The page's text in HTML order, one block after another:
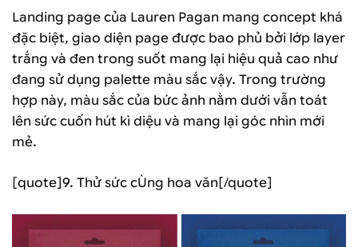
Landing page của Lauren Pagan mang concept khá
đặc biệt, giao diện page được bao phủ bởi lớp layer
trắng và đen trong suốt mang lại hiệu quả cao như
đang sử dụng palette màu sắc vậy. Trong trường
hợp này, màu sắc của bức ảnh nằm dưới vẫn toát
lên sức cuốn hút kì diệu và mang lại góc nhìn mới
mẻ.
[quote]9. Thử sức cÙng hoa văn[/quote]